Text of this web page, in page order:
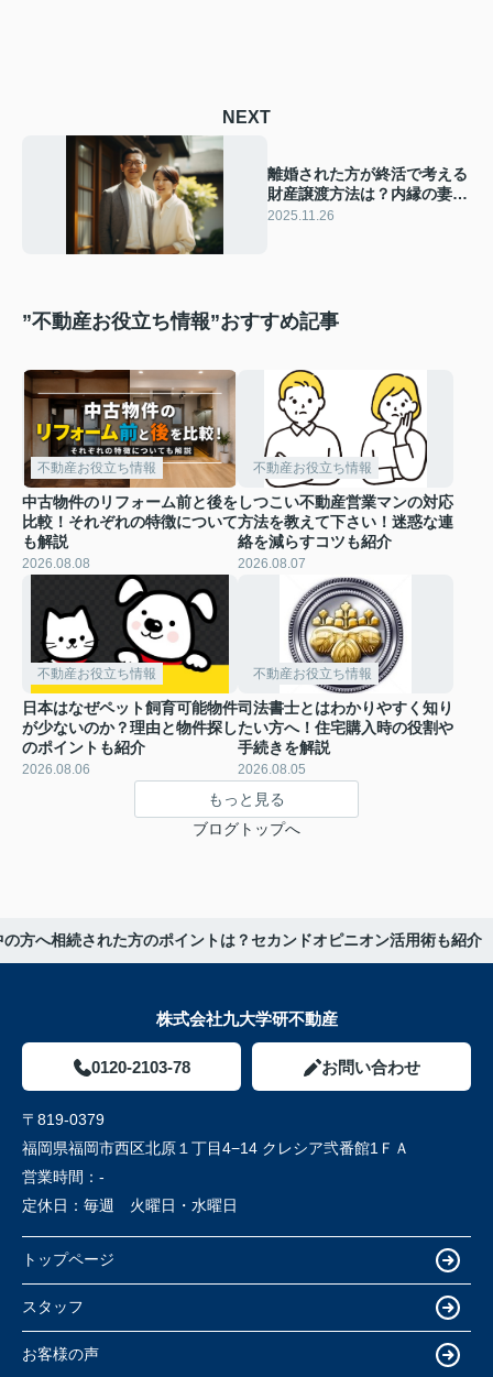
NEXT
離婚された方が終活で考える
財産譲渡方法は？内縁の妻に
一戸建てを渡す手順も解説
2025.11.26
”不動産お役立ち情報”おすすめ記事
不動産お役立ち情報
中古物件のリフォーム前と後を
比較！それぞれの特徴について
も解説
2026.08.08
不動産お役立ち情報
しつこい不動産営業マンの対応
方法を教えて下さい！迷惑な連
絡を減らすコツも紹介
2026.08.07
不動産お役立ち情報
日本はなぜペット飼育可能物件
が少ないのか？理由と物件探し
のポイントも紹介
2026.08.06
不動産お役立ち情報
司法書士とはわかりやすく知り
たい方へ！住宅購入時の役割や
手続きを解説
2026.08.05
もっと見る
ブログトップへ
方へ相続された方のポイントは？セカンドオピニオン活用術も紹介
株式会社九大学研不動産
0120-2103-78 お問い合わせ
〒819-0379
福岡県福岡市西区北原１丁目4−14 クレシア弐番館1ＦＡ
営業時間： -
定休日： 毎週 火曜日・水曜日
トップページ
スタッフ
お客様の声